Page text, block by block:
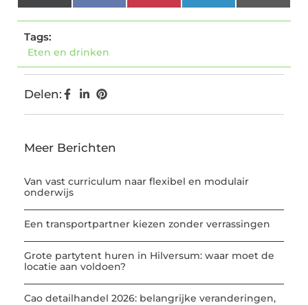
(Twitter)
Tags:
Eten en drinken
Delen:
Meer Berichten
Van vast curriculum naar flexibel en modulair
onderwijs
Een transportpartner kiezen zonder verrassingen
Grote partytent huren in Hilversum: waar moet de
locatie aan voldoen?
Cao detailhandel 2026: belangrijke veranderingen,